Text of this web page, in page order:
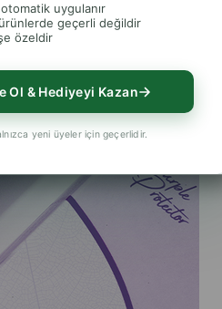
uygulanır
geçerli değildir
özeldir
Ol & Hediyeyi Kazan
yeni üyeler için geçerlidir.